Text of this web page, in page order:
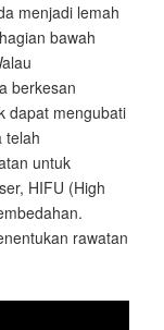
menjadi lemah
bawah
berkesan
dapat mengubati
telah
untuk
HIFU (High
rawatan